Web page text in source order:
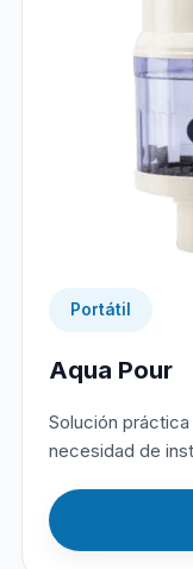
Portátil
Aqua Pour
Solución
necesidad de